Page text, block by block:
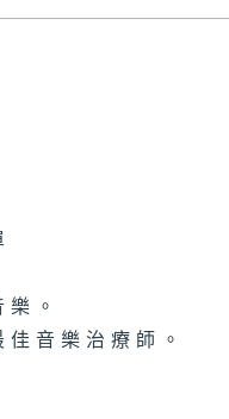
。
音樂治療師。